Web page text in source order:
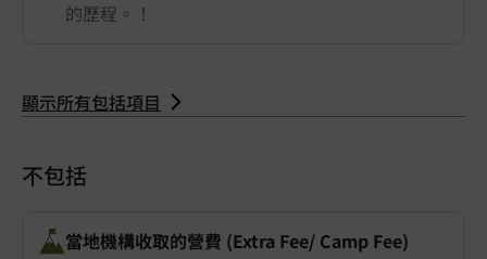
的歷程。！
顯示所有包括項目
不包括
當地機構收取的營費 (Extra Fee/ Camp Fee)